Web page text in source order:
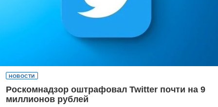
НОВОСТИ
Роскомнадзор оштрафовал Twitter почти на 9
миллионов рублей